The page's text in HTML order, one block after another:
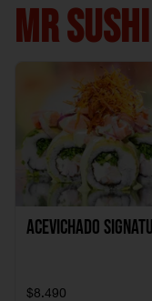
MR
ACEVICHADO
$8.490